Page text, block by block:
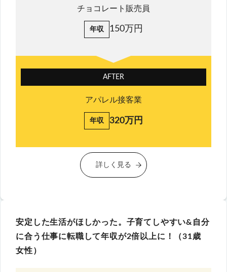
チョコレート販売員
年収 150万円
AFTER
アパレル接客業
年収 320万円
詳しく見る
安定した生活がほしかった。子育てしやすい&自分
に合う仕事に転職して年収が2倍以上に！（31歳
女性）